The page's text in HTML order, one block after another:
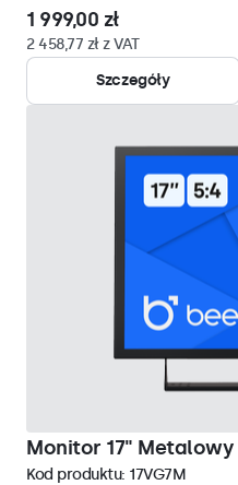
1 999,00 zł
2 458,77 zł z VAT
Szczegóły
Monitor 17"
Kod produktu: 17VG7M